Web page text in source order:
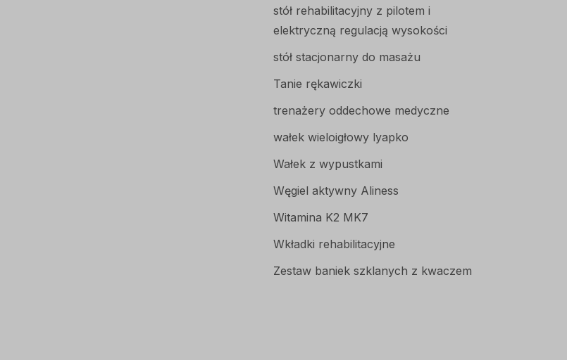
stół rehabilitacyjny z pilotem i
elektryczną regulacją wysokości
stół stacjonarny do masażu
Tanie rękawiczki
trenażery oddechowe medyczne
wałek wieloigłowy lyapko
Wałek z wypustkami
Węgiel aktywny Aliness
Witamina K2 MK7
Wkładki rehabilitacyjne
Zestaw baniek szklanych z kwaczem